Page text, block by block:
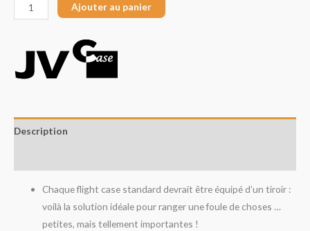
Ajouter au panier
Description
Chaque flight case standard devrait être équipé d’un tiroir :
voilà la solution idéale pour ranger une foule de choses …
petites, mais tellement importantes !